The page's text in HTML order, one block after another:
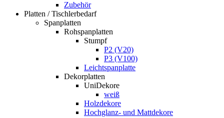
Zubehör
Platten / Tischlerbedarf
Spanplatten
Rohspanplatten
Stumpf
P2 (V20)
P3 (V100)
Leichtspanplatte
Dekorplatten
UniDekore
weiß
Holzdekore
Hochglanz- und Mattdekore